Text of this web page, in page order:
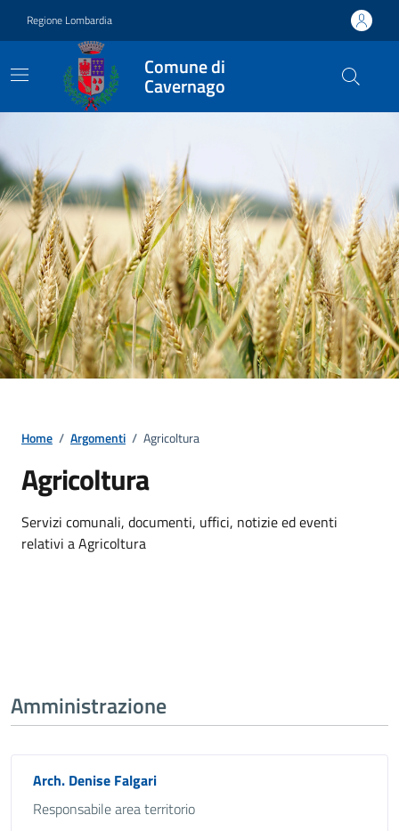
Regione Lombardia
Comune di
Cavernago
Home / Argomenti / Agricoltura
Agricoltura
Dettagli della notizia
Servizi comunali, documenti, uffici, notizie ed eventi
relativi a Agricoltura
Amministrazione
Arch. Denise Falgari
Responsabile area territorio